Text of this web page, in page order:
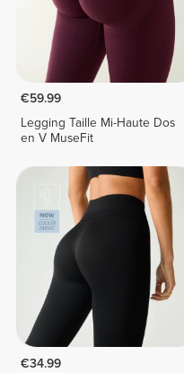
€59.99
Legging Taille Mi-Haute Dos
en V MuseFit
€34.99